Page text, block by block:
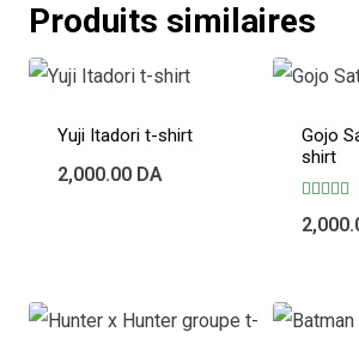
Produits similaires
Yuji Itadori t-shirt
2,000.00 DA
Gojo
shirt
Note
4.00